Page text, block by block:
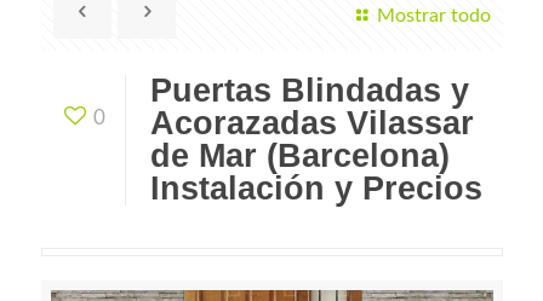
Mostrar todo
0
Puertas Blindadas y
Acorazadas Vilassar
de Mar (Barcelona)
Instalación y Precios